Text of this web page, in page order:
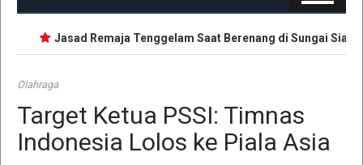
Jasad Remaja Tenggelam Saat Berenang di Sungai Siak
Olahraga
Target Ketua PSSI: Timnas
Indonesia Lolos ke Piala Asia